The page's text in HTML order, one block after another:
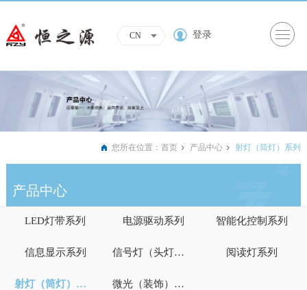
CN 登录
您所在位置：首页 产品中心 射灯（筒灯）系列
产品中心
LED灯带系列 电源驱动系列 智能化控制系列
信息显示系列 信号灯（头灯）系列 阅读灯系列
射灯（筒灯）系列 微光（装饰）照明系列